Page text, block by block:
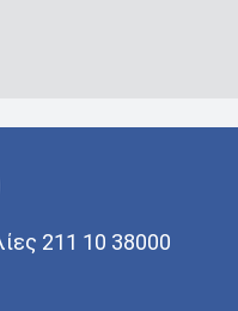
211 10 38000